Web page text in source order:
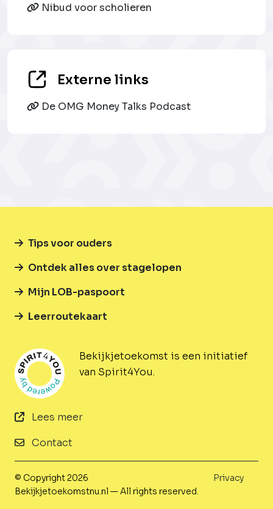
Nibud voor scholieren
Externe links
De OMG Money Talks Podcast
Bekijkjetoekomst is een initiatief
van Spirit4You.
Lees meer
Contact
Tips voor ouders
Ontdek alles over stagelopen
Mijn LOB-paspoort
Leerroutekaart
© Copyright 2026
Bekijkjetoekomstnu.nl — All rights reserved.
Privacy